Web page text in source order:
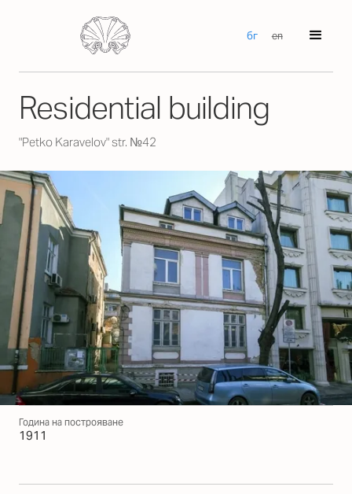
бг en
Residential building
"Petko Karavelov" str. №42
Година на построяване
1911